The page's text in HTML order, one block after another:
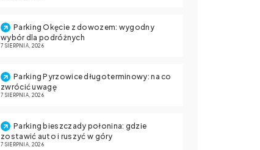
Parking Okęcie z dowozem: wygodny
wybór dla podróżnych
7 SIERPNIA, 2026
Parking Pyrzowice długoterminowy: na co
zwrócić uwagę
7 SIERPNIA, 2026
Parking bieszczady połonina: gdzie
zostawić auto i ruszyć w góry
7 SIERPNIA, 2026